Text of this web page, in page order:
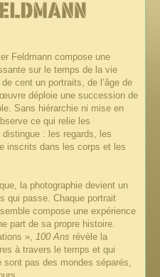
Feldmann compose une
sur le temps de la vie
cent un portraits, de l’âge de
déploie une succession de
Sans hiérarchie ni mise en
ce qui relie les
: les regards, les
inscrits dans les corps et les
la photographie devient un
qui passe. Chaque portrait
compose une expérience
part de sa propre histoire.
»,
100 Ans révèle la
à travers le temps et qui
pas des mondes séparés,